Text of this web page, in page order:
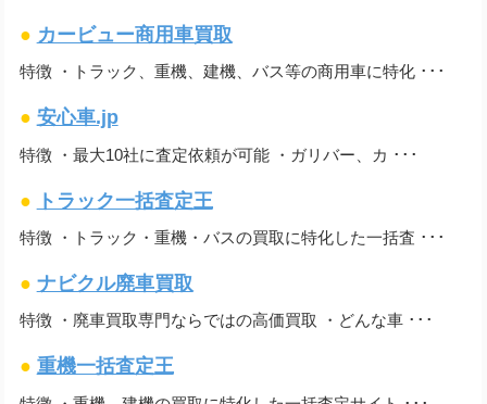
● カービュー商用車買取
特徴 ・トラック、重機、建機、バス等の商用車に特化 ･･･
● 安心車.jp
特徴 ・最大10社に査定依頼が可能 ・ガリバー、カ ･･･
● トラック一括査定王
特徴 ・トラック・重機・バスの買取に特化した一括査 ･･･
● ナビクル廃車買取
特徴 ・廃車買取専門ならではの高価買取 ・どんな車 ･･･
● 重機一括査定王